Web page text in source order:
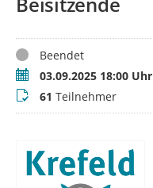
StatusBeendet
Termin03.09.2025 18:00 Uhr
Teilnehmer
61 Teilnehmer